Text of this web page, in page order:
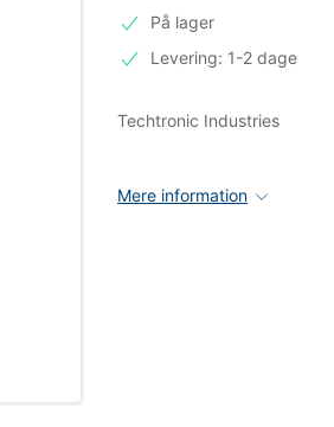
På lager
Levering: 1-2 dage
Techtronic Industries
Mere information